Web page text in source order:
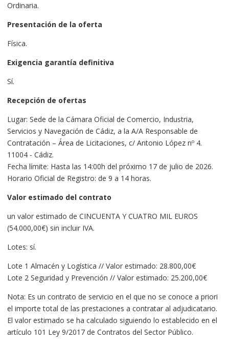
Ordinaria.
Presentación de la oferta
Física.
Exigencia garantía definitiva
Sí.
Recepción de ofertas
Lugar: Sede de la Cámara Oficial de Comercio, Industria,
Servicios y Navegación de Cádiz, a la A/A Responsable de
Contratación – Área de Licitaciones, c/ Antonio López nº 4.
11004 - Cádiz.
Fecha límite: Hasta las 14:00h del próximo 17 de julio de 2026.
Horario Oficial de Registro: de 9 a 14 horas.
Valor estimado del contrato
un valor estimado de CINCUENTA Y CUATRO MIL EUROS
(54.000,00€) sin incluir IVA.
Lotes: sí.
Lote 1 Almacén y Logística // Valor estimado: 28.800,00€
Lote 2 Seguridad y Prevención // Valor estimado: 25.200,00€
Nota: Es un contrato de servicio en el que no se conoce a priori
el importe total de las prestaciones a contratar al adjudicatario.
El valor estimado se ha calculado siguiendo lo establecido en el
artículo 101 Ley 9/2017 de Contratos del Sector Público.